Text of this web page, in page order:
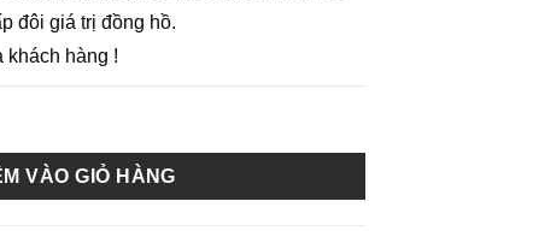
đôi giá trị đồng hồ.
khách hàng !
Tradition Powermatic 80 T063.907.22.038.01 (
VÀO GIỎ HÀNG